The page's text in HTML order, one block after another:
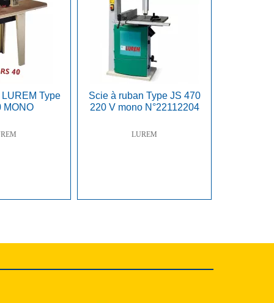
Type
MONO
Scie à ruban Type JS 470
220 V mono N°22112204
LUREM